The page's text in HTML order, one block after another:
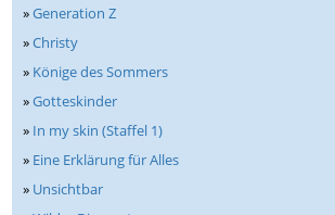
»Generation Z
»Christy
» Könige des Sommers
»Gotteskinder
» In my skin (Staffel 1)
» Eine Erklärung für Alles
» Unsichtbar